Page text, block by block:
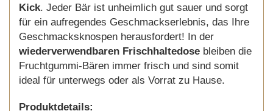
Kick. Jeder Bär ist unheimlich gut sauer und sorgt
für ein aufregendes Geschmackserlebnis, das Ihre
Geschmacksknospen herausfordert! In der
wiederverwendbaren Frischhaltedose bleiben die
Fruchtgummi-Bären immer frisch und sind somit
ideal für unterwegs oder als Vorrat zu Hause.
Produktdetails: